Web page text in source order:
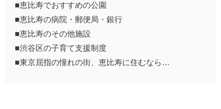
■恵比寿でおすすめの公園
■恵比寿の病院・郵便局・銀行
■恵比寿のその他施設
■渋谷区の子育て支援制度
■東京屈指の憧れの街、恵比寿に住むなら…